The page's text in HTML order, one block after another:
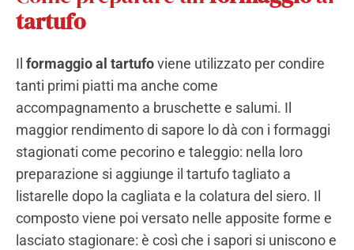
tartufo
Il formaggio al tartufoviene utilizzato per condire
tanti primi piatti ma anche come
accompagnamento a bruschette e salumi. Il
maggior rendimento di sapore lo dà con i formaggi
stagionati come pecorino e taleggio: nella loro
preparazione si aggiunge il tartufo tagliato a
listarelle dopo la cagliata e la colatura del siero. Il
composto viene poi versato nelle apposite forme e
lasciato stagionare: è così che i sapori si uniscono e